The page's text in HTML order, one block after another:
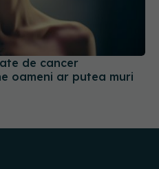
de cancer
oameni ar putea muri